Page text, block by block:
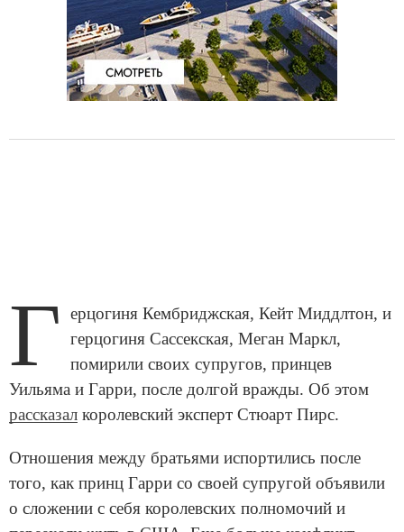
Г
ерцогиня Кембриджская, Кейт Миддлтон, и
герцогиня Сассекская, Меган Маркл,
помирили своих супругов, принцев
Уильяма и Гарри, после долгой вражды. Об этом
рассказал королевский эксперт Стюарт Пирс.
Отношения между братьями испортились после
того, как принц Гарри со своей супругой объявили
о сложении с себя королевских полномочий и